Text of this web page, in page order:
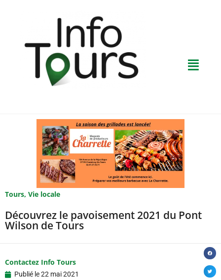
Tours, Vie locale
Découvrez le pavoisement 2021 du Pont
Wilson de Tours
Contactez Info Tours
Publié le22 mai 2021